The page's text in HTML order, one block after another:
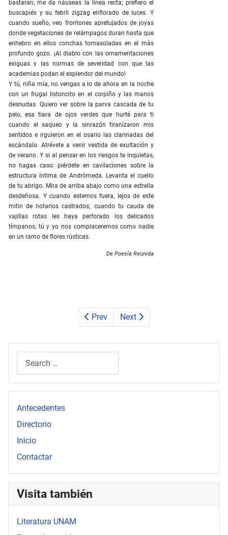
bastaran, me da náuseas la línea recta; prefiero el
buscapiés y su febril zigzag enflorado de luces. Y
cuando sueño, veo frontones apretujados de joyas
donde vegetaciones de relámpagos duran hasta que
enhebro en ellos conchas tornasoladas en el más
profundo gozo. ¡Al diablo con las ornamentaciones
exiguas y las normas de severidad con que las
academias podan el esplendor del mundo!
Y tú, niña mía, no vengas a lo de ahora en la noche
con un frugal listoncito en el corpiño y las manos
desnudas. Quiero ver sobre la parva cascada de tu
pelo, esa tiara de ojos verdes que hurté para ti
cuando el saqueo y la sinrazón tiranizaron mis
sentidos e irguieron en el osario las clarinadas del
escándalo. Atrévete a venir vestida de exultación y
de verano. Y si al pensar en los riesgos te inquietas,
no hagas caso: piérdete en cavilaciones sobre la
estructura íntima de Andrómeda. Levanta el cuello
de tu abrigo. Mira de arriba abajo como una estrella
desdeñosa. Y cuando estemos fuera, lejos de este
mitin de notarios castrados; cuando tu cauda de
vajillas rotas les haya perforado los delicados
tímpanos, tú y yo nos complaceremos como nadie
en un ramo de flores rústicas.
De Poesía Reunida
Prev Next
Antecedentes
Directorio
Inicio
Contactar
Visita también
Literatura UNAM